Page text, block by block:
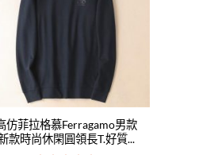
仿菲拉格慕Ferragamo男款
款時尚休閑圓領長T.好質...